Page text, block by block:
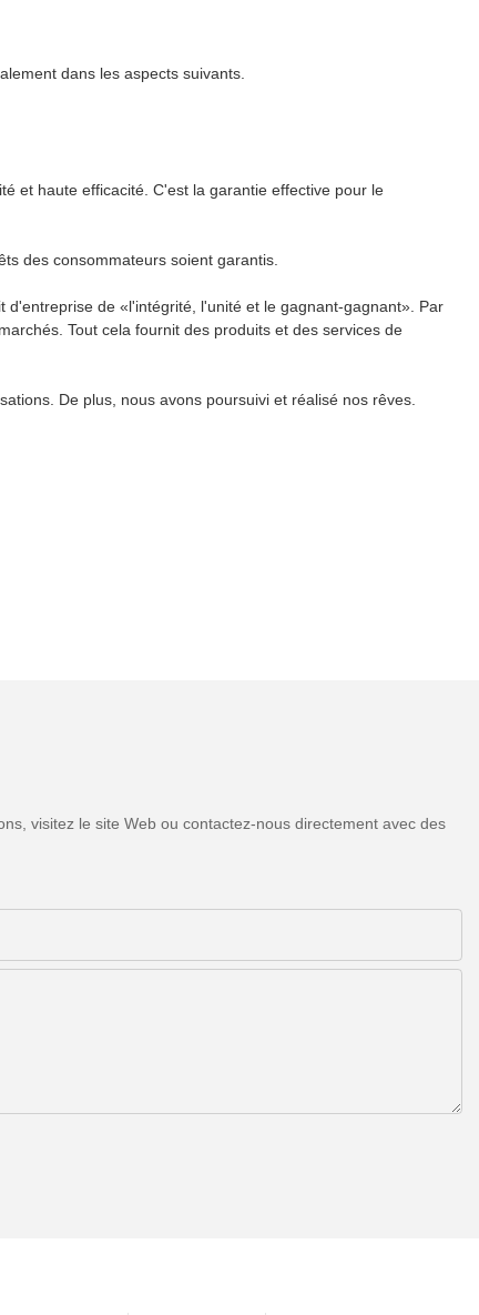
dans les aspects suivants.
et haute efficacité. C'est la garantie effective pour le
des consommateurs soient garantis.
de «l'intégrité, l'unité et le gagnant-gagnant». Par
Tout cela fournit des produits et des services de
De plus, nous avons poursuivi et réalisé nos rêves.
visitez le site Web ou contactez-nous directement avec des